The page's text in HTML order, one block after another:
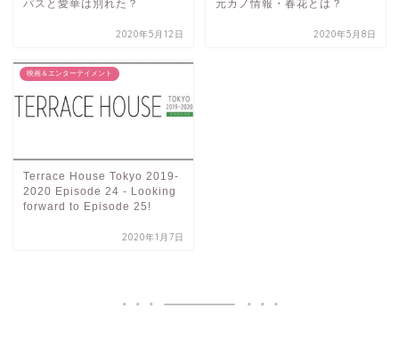
パスと愛華は別れた？
2020年5月12日
元カノ情報・春花とは？
2020年5月8日
映画＆エンターテイメント
Terrace House Tokyo 2019-
2020 Episode 24 - Looking
forward to Episode 25!
2020年1月7日